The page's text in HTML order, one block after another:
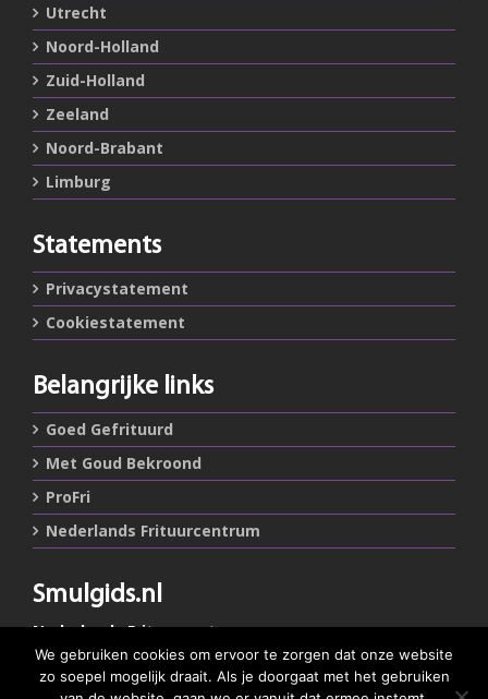
Utrecht
Noord-Holland
Zuid-Holland
Zeeland
Noord-Brabant
Limburg
Statements
Privacystatement
Cookiestatement
Belangrijke links
Goed Gefrituurd
Met Goud Bekroond
ProFri
Nederlands Frituurcentrum
Smulgids.nl
Nederlands Frituurcentrum
Blaarthemseweg 72
5502 JW Veldhoven
We gebruiken cookies om ervoor te zorgen dat onze website
zo soepel mogelijk draait. Als je doorgaat met het gebruiken